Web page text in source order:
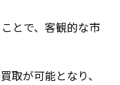
とで、客観的な市
取が可能となり、